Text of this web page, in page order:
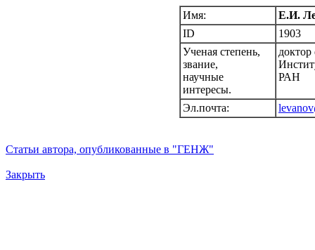
Имя:
Е.И.
ID
1903
Ученая степень,
звание,
научные
интересы.
доктор
РАН
Эл.почта:
Статьи автора, опубликованные в "ГЕНЖ"
Закрыть